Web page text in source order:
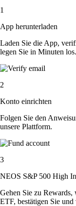
1
App herunterladen
Laden Sie die App,
legen Sie in Minuten los.
2
Konto einrichten
Folgen Sie den
unsere Plattform.
3
NEOS S&P 500 High
Gehen Sie zu
ETF, bestätigen Sie